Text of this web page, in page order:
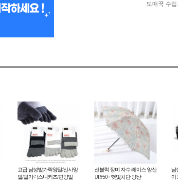
도매꾹 수
고급 남성발가락양말/신사양
말/발가락스니커즈/면양말
선블럭 장미 자수 레이스 양산
UPF50+ 햇빛차단 양산
남
이